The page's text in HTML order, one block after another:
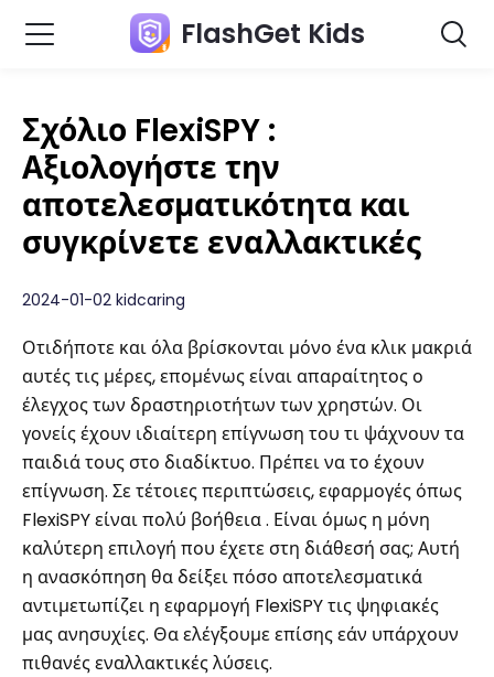
FlashGet Kids
Σχόλιο FlexiSPY :
Αξιολογήστε την
αποτελεσματικότητα και
συγκρίνετε εναλλακτικές
2024-01-02 kidcaring
Οτιδήποτε και όλα βρίσκονται μόνο ένα κλικ μακριά
αυτές τις μέρες, επομένως είναι απαραίτητος ο
έλεγχος των δραστηριοτήτων των χρηστών. Οι
γονείς έχουν ιδιαίτερη επίγνωση του τι ψάχνουν τα
παιδιά τους στο διαδίκτυο. Πρέπει να το έχουν
επίγνωση. Σε τέτοιες περιπτώσεις, εφαρμογές όπως
FlexiSPY είναι πολύ βοήθεια . Είναι όμως η μόνη
καλύτερη επιλογή που έχετε στη διάθεσή σας; Αυτή
η ανασκόπηση θα δείξει πόσο αποτελεσματικά
αντιμετωπίζει η εφαρμογή FlexiSPY τις ψηφιακές
μας ανησυχίες. Θα ελέγξουμε επίσης εάν υπάρχουν
πιθανές εναλλακτικές λύσεις.